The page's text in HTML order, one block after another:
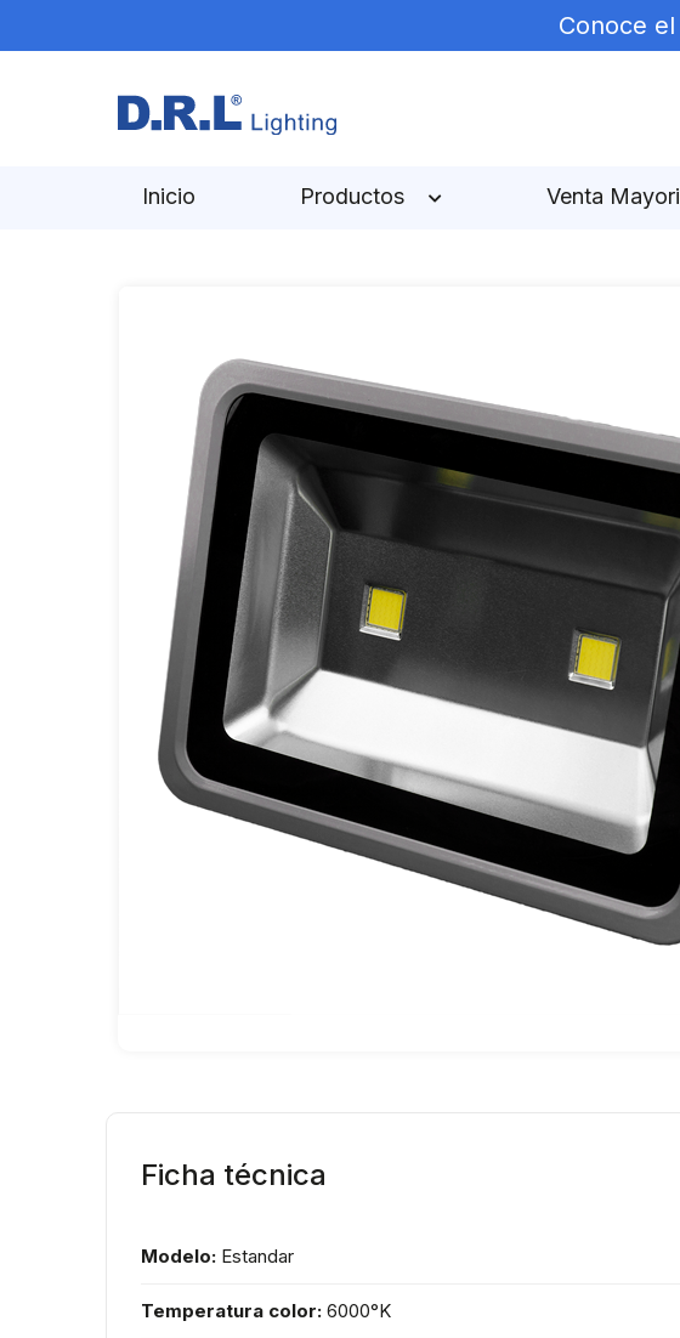
Conoce
Inicio Productos Venta
Ficha técnica
Modelo: Estandar
Temperatura color: 6000°K